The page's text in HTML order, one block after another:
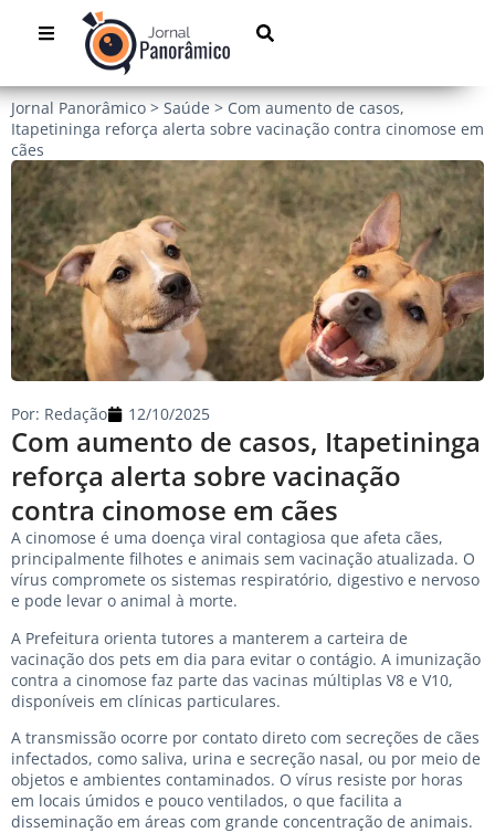
Jornal Panorâmico > Saúde > Com aumento de casos,
Itapetininga reforça alerta sobre vacinação contra cinomose em
cães
Com aumento de casos, Itapetininga
reforça alerta sobre vacinação
contra cinomose em cães
Por: Redação 12/10/2025
A cinomose é uma doença viral contagiosa que afeta cães,
principalmente filhotes e animais sem vacinação atualizada. O
vírus compromete os sistemas respiratório, digestivo e nervoso
e pode levar o animal à morte.
A Prefeitura orienta tutores a manterem a carteira de
vacinação dos pets em dia para evitar o contágio. A imunização
contra a cinomose faz parte das vacinas múltiplas V8 e V10,
disponíveis em clínicas particulares.
A transmissão ocorre por contato direto com secreções de cães
infectados, como saliva, urina e secreção nasal, ou por meio de
objetos e ambientes contaminados. O vírus resiste por horas
em locais úmidos e pouco ventilados, o que facilita a
disseminação em áreas com grande concentração de animais.